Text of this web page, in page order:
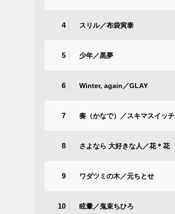
4 スリル／布袋寅泰
5 少年／黒夢
6 Winter, again／GLAY
7 奏（かなで）／スキマスイッチ
8 さよなら 大好きな人／花＊花
9 ワダツミの木／元ちとせ
10 眩暈／鬼束ちひろ